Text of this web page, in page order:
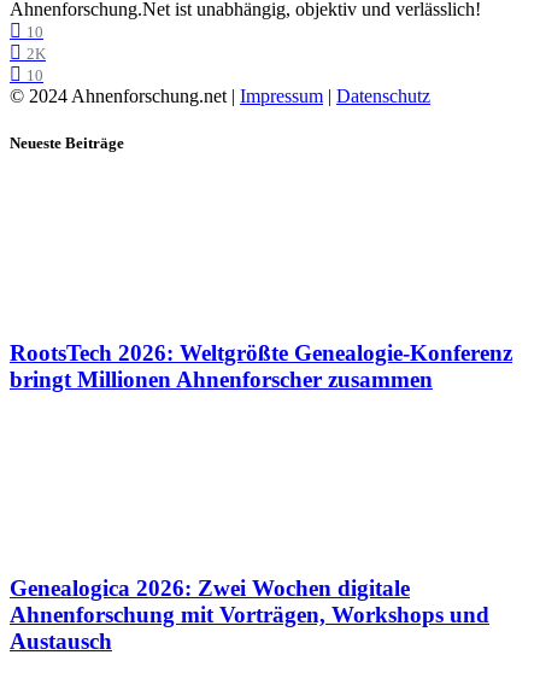
Ahnenforschung.Net ist unabhängig, objektiv und verlässlich!
10
2K
10
© 2024 Ahnenforschung.net | Impressum | Datenschutz
Neueste Beiträge
RootsTech 2026: Weltgrößte Genealogie-Konferenz
bringt Millionen Ahnenforscher zusammen
Genealogica 2026: Zwei Wochen digitale
Ahnenforschung mit Vorträgen, Workshops und
Austausch